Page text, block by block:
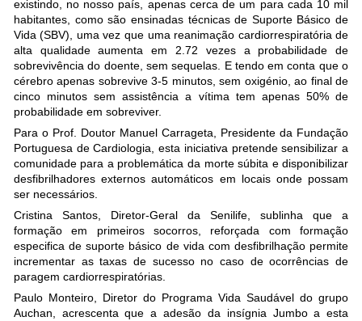
existindo, no nosso país, apenas cerca de um para cada 10 mil
habitantes, como são ensinadas técnicas de Suporte Básico de
Vida (SBV), uma vez que uma reanimação cardiorrespiratória de
alta qualidade aumenta em 2.72 vezes a probabilidade de
sobrevivência do doente, sem sequelas. E tendo em conta que o
cérebro apenas sobrevive 3-5 minutos, sem oxigénio, ao final de
cinco minutos sem assistência a vítima tem apenas 50% de
probabilidade em sobreviver.
Para o Prof. Doutor Manuel Carrageta, Presidente da Fundação
Portuguesa de Cardiologia, esta iniciativa pretende sensibilizar a
comunidade para a problemática da morte súbita e disponibilizar
desfibrilhadores externos automáticos em locais onde possam
ser necessários.
Cristina Santos, Diretor-Geral da Senilife, sublinha que a
formação em primeiros socorros, reforçada com formação
especifica de suporte básico de vida com desfibrilhação permite
incrementar as taxas de sucesso no caso de ocorrências de
paragem cardiorrespiratórias.
Paulo Monteiro, Diretor do Programa Vida Saudável do grupo
Auchan, acrescenta que a adesão da insígnia Jumbo a esta